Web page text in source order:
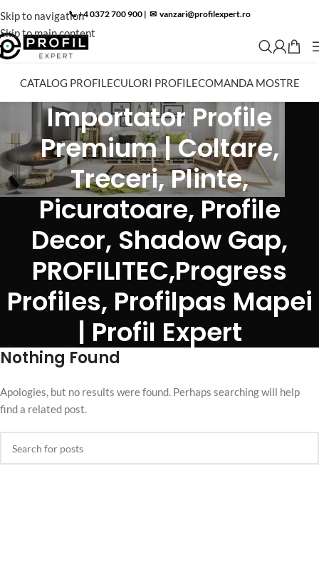
Skip to navigation
Skip to main content
📞 +4 0372 700 900 | ✉︎ vanzari@profilexpert.ro
CATALOG PROFILECULORI PROFILECOMANDA MOSTRE
Importator Profile
Premium | Coltare,
Treceri, Plinte,
Picuratoare, Profile
Decor, Shadow Gap,
PROFILITEC,Progress
Profiles, Profilpas Mapei
| Profil Expert
Nothing Found
Apologies, but no results were found. Perhaps searching will help
find a related post.